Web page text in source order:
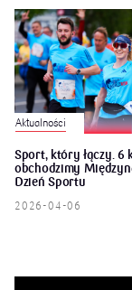
Aktualności
Sport, który łączy. 6
obchodzimy
Dzień Sportu
2026-04-06